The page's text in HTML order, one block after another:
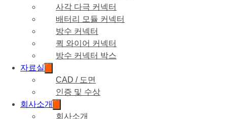
사각 다극 커넥터
배터리 모듈 커넥터
방수 커넥터
퀵 와이어 커넥터
방수 커넥터 박스
자료실
CAD / 도면
인증 및 수상
회사소개
회사소개